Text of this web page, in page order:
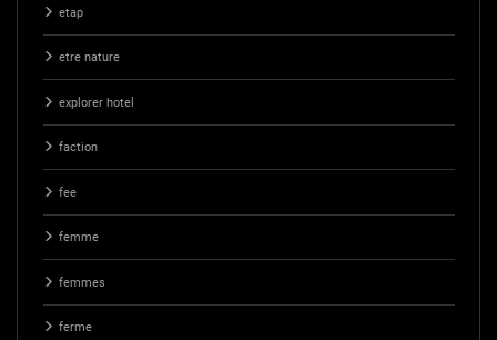
etap
etre nature
explorer hotel
faction
fee
femme
femmes
ferme